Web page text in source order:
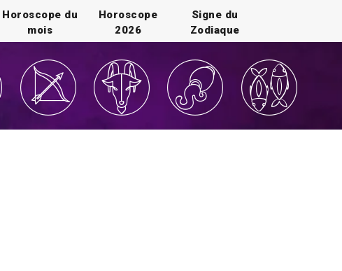
Horoscope du
mois
Horoscope
2026
Signe du
Zodiaque